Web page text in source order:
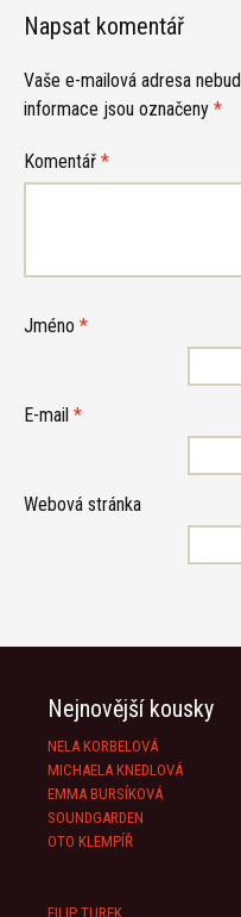
pro
příspěvky
Napsat komentář
Vaše e-mailová adresa
informace jsou označeny *
Komentář *
Jméno *
E-mail *
Webová stránka
Nejnovější kousky
NELA KORBELOVÁ
MICHAELA KNEDLOVÁ
EMMA BURSÍKOVÁ
SOUNDGARDEN
OTO KLEMPÍŘ
FILIP TUREK